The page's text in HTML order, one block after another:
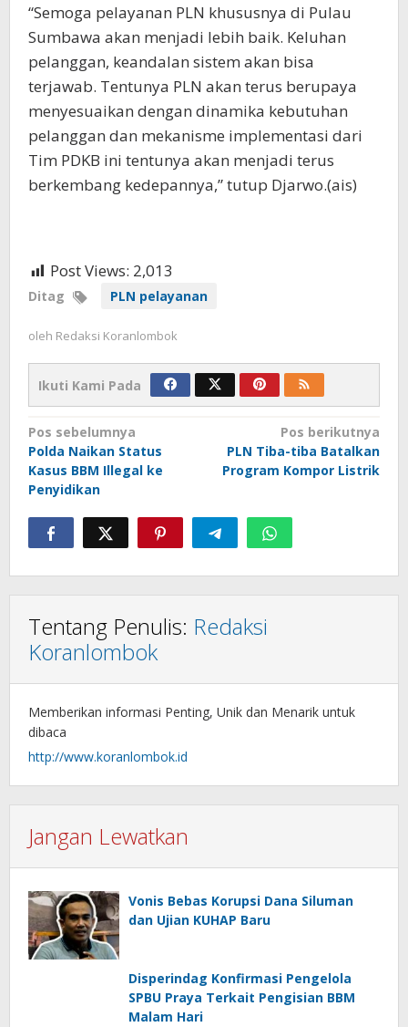
“Semoga pelayanan PLN khususnya di Pulau
Sumbawa akan menjadi lebih baik. Keluhan
pelanggan, keandalan sistem akan bisa
terjawab. Tentunya PLN akan terus berupaya
menyesuaikan dengan dinamika kebutuhan
pelanggan dan mekanisme implementasi dari
Tim PDKB ini tentunya akan menjadi terus
berkembang kedepannya,” tutup Djarwo.(ais)
Post Views: 2,013
Ditag PLN pelayanan
oleh Redaksi Koranlombok
Ikuti Kami Pada
Navigasi
pos
Pos sebelumnya
Polda Naikan Status
Kasus BBM Illegal ke
Penyidikan
Pos berikutnya
PLN Tiba-tiba Batalkan
Program Kompor Listrik
Tentang Penulis: Redaksi
Koranlombok
Memberikan informasi Penting, Unik dan Menarik untuk
dibaca
http://www.koranlombok.id
Jangan Lewatkan
Vonis Bebas Korupsi Dana Siluman
dan Ujian KUHAP Baru
Disperindag Konfirmasi Pengelola
SPBU Praya Terkait Pengisian BBM
Malam Hari